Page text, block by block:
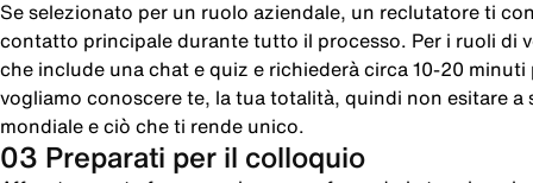
Se selezionato per un ruolo aziendale, un reclutatore ti
contatto principale durante tutto il processo. Per i ruoli di
che include una chat e quiz e richiederà circa 10-20
vogliamo conoscere te, la tua totalità, quindi non esitare
mondiale e ciò che ti rende unico.
03 Preparati per il colloquio